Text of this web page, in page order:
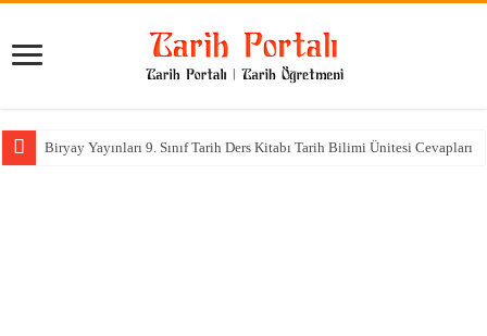
Biryay Yayınları 9. Sınıf Tarih Ders Kitabı Tarih Bilimi Ünitesi Cevapları